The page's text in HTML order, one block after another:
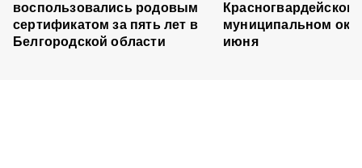
воспользовались родовым
сертификатом за пять лет в
Белгородской области
Красногвардейском
муниципальном
июня